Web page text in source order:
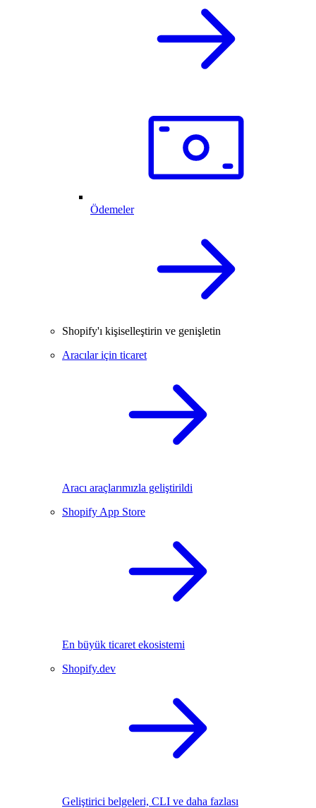
Ödemeler
Shopify'ı kişiselleştirin ve genişletin
Aracılar için ticaret
Aracı araçlarımızla geliştirildi
Shopify App Store
En büyük ticaret ekosistemi
Shopify.dev
Geliştirici belgeleri, CLI ve daha fazlası